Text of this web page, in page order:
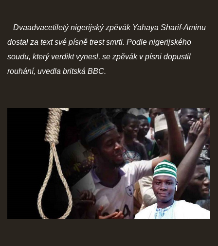
Dvaadvacetiletý nigerijský zpěvák Yahaya Sharif-Aminu
dostal za text své písně trest smrti. Podle nigerijského
soudu, který verdikt vynesl, se zpěvák v písni dopustil
rouhání, uvedla britská BBC.